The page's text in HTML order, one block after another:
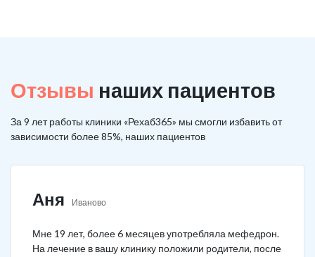
Отзывы наших пациентов
За 9 лет работы клиники «Рехаб365» мы смогли избавить от
зависимости более 85%, наших пациентов
Аня Иваново
Мне 19 лет, более 6 месяцев употребляла мефедрон.
На лечение в вашу клинику положили родители, после